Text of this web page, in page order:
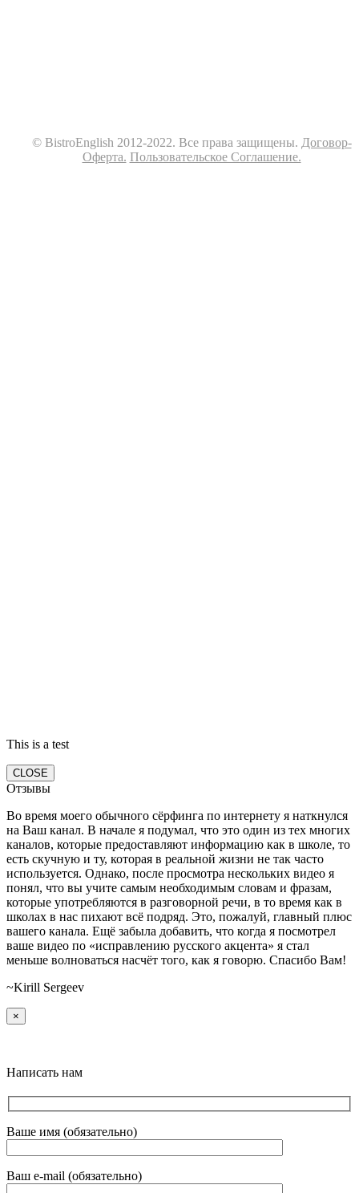
© BistroEnglish 2012-2022. Все права защищены. Договор-
Оферта. Пользовательское Соглашение.
This is a test
CLOSE
Отзывы
Во время моего обычного сёрфинга по интернету я наткнулся
на Ваш канал. В начале я подумал, что это один из тех многих
каналов, которые предоставляют информацию как в школе, то
есть скучную и ту, которая в реальной жизни не так часто
используется. Однако, после просмотра нескольких видео я
понял, что вы учите самым необходимым словам и фразам,
которые употребляются в разговорной речи, в то время как в
школах в нас пихают всё подряд. Это, пожалуй, главный плюс
вашего канала. Ещё забыла добавить, что когда я посмотрел
ваше видео по «исправлению русского акцента» я стал
меньше волноваться насчёт того, как я говорю. Спасибо Вам!
~Kirill Sergeev
×
Написать нам
Ваше имя (обязательно)
Ваш e-mail (обязательно)